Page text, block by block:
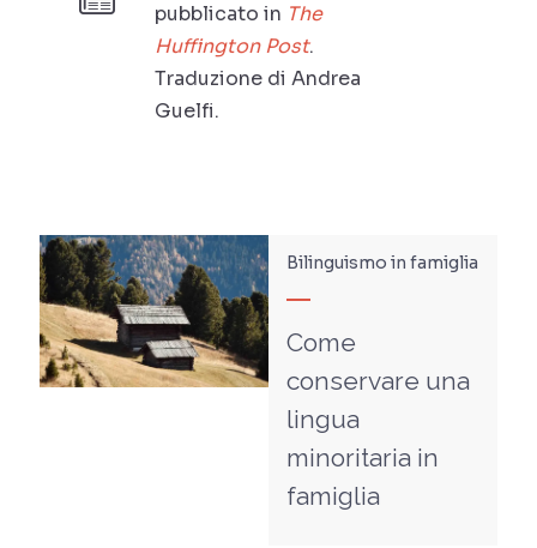
pubblicato in The
Huffington Post.
Traduzione di Andrea
Guelfi.
Bilinguismo in famiglia
Come
conservare una
lingua
minoritaria in
famiglia